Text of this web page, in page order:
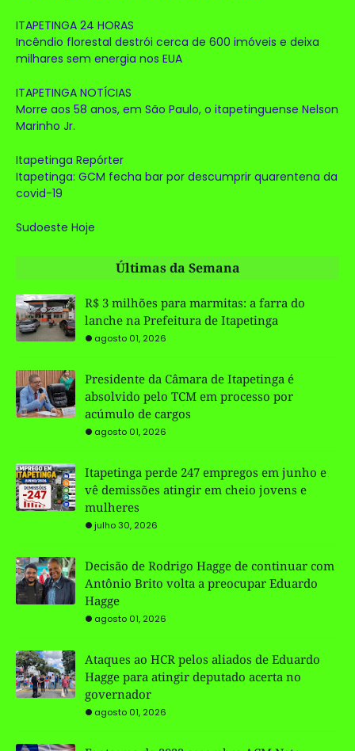
ITAPETINGA 24 HORAS
Incêndio florestal destrói cerca de 600 imóveis e deixa
milhares sem energia nos EUA
ITAPETINGA NOTÍCIAS
Morre aos 58 anos, em São Paulo, o itapetinguense Nelson
Marinho Jr.
Itapetinga Repórter
Itapetinga: GCM fecha bar por descumprir quarentena da
covid-19
Sudoeste Hoje
Últimas da Semana
R$ 3 milhões para marmitas: a farra do
lanche na Prefeitura de Itapetinga
agosto 01, 2026
Presidente da Câmara de Itapetinga é
absolvido pelo TCM em processo por
acúmulo de cargos
agosto 01, 2026
Itapetinga perde 247 empregos em junho e
vê demissões atingir em cheio jovens e
mulheres
julho 30, 2026
Decisão de Rodrigo Hagge de continuar com
Antônio Brito volta a preocupar Eduardo
Hagge
agosto 01, 2026
Ataques ao HCR pelos aliados de Eduardo
Hagge para atingir deputado acerta no
governador
agosto 01, 2026